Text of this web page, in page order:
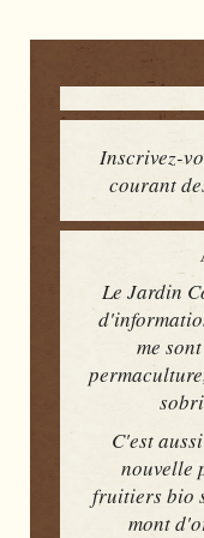
Inscrivez-
courant
Le Jardin
me
C'est
nouvelle
fruitiers bio
mont